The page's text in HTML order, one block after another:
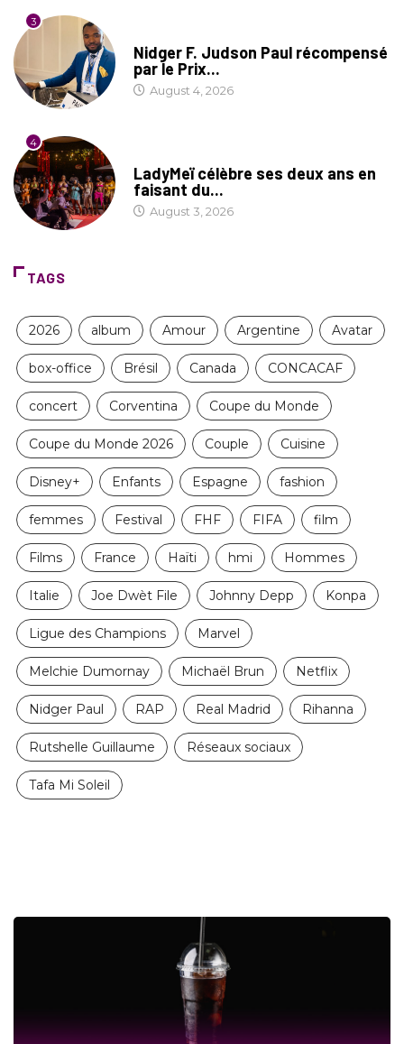
3
Nidger F. Judson Paul récompensé
par le Prix...
August 4, 2026
4
LadyMeï célèbre ses deux ans en
faisant du...
August 3, 2026
TAGS
2026 album Amour Argentine Avatar
box-office Brésil Canada CONCACAF
concert Corventina Coupe du Monde
Coupe du Monde 2026 Couple Cuisine
Disney+ Enfants Espagne fashion
femmes Festival FHF FIFA film
Films France Haïti hmi Hommes
Italie Joe Dwèt File Johnny Depp Konpa
Ligue des Champions Marvel
Melchie Dumornay Michaël Brun Netflix
Nidger Paul RAP Real Madrid Rihanna
Rutshelle Guillaume Réseaux sociaux
Tafa Mi Soleil